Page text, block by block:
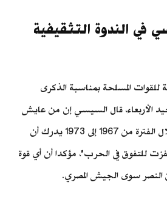
الندوة التثقيفية
للقوات المسلحة بمناسبة الذكرى
الأربعاء، قال السيسي إن من عايش
فترة حرب الاستنزاف خلال الفترة من 1967 إلى 1973 يدرك أن
للتفوق في الحرب"، مؤكدا أن أي قوة
النصر سوى الجيش المصري.